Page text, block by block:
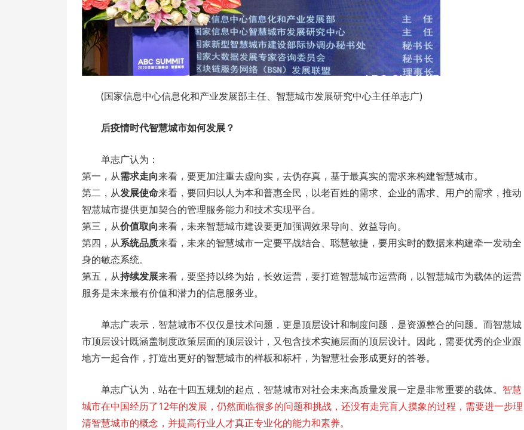
(国家信息中心信息化和产业发展部主任、智慧城市发展研究中心主任单志广)
后疫情时代智慧城市如何发展？
单志广认为：
第一，从需求走向来看，要更加注重去虚向实，去伪存真，基于最真实的需求来构建智慧城市。
第二，从发展使命来看，要回归以人为本和普惠全民，以老百姓的需求、企业的需求、用户的需求，推动
智慧城市提供更加契合的管理服务能力和技术实现平台。
第三，从价值取向来看，未来智慧城市建设要更加强调效果导向、效益导向。
第四，从系统品质来看，未来的智慧城市一定要平战结合、聪慧敏捷，要用实时的数据来构建牵一发动全
身的敏态系统。
第五，从持续发展来看，要坚持以终为始，长效运营，要打造智慧城市运营商，以智慧城市为载体的运营
服务是未来最有价值和潜力的信息服务业。
单志广表示，智慧城市不仅仅是技术问题，更是顶层设计和制度问题，是资源整合的问题。而智慧城
市顶层设计既涵盖制度政策层面的顶层设计，又包含技术实施层面的顶层设计。因此，需要优秀的企业跟
地方一起合作，打造出更好的智慧城市的样板和标杆，为智慧社会形成更好的答卷。
单志广认为，站在十四五规划的起点，智慧城市对社会未来高质量发展一定是非常重要的载体。 智慧
城市在中国经历了12年的发展，仍然面临很多的问题和挑战，还没有走完盲人摸象的过程，需要进一步理
清智慧城市的概念，并提高行业人才真正专业化的能力和素养。